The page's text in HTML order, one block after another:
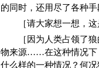
的同时，还用尽了各种
［请大家想一想，
［因为人类占领了
物来源……在这种情况下
什么样的一种情况？何